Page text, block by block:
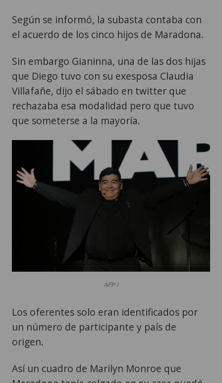
Según se informó, la subasta contaba con
el acuerdo de los cinco hijos de Maradona.
Sin embargo Gianinna, una de las dos hijas
que Diego tuvo con su exesposa Claudia
Villafañe, dijo el sábado en twitter que
rechazaba esa modalidad pero que tuvo
que someterse a la mayoría.
AFP /
Los oferentes solo eran identificados por
un número de participante y país de
origen.
Así un cuadro de Marilyn Monroe que